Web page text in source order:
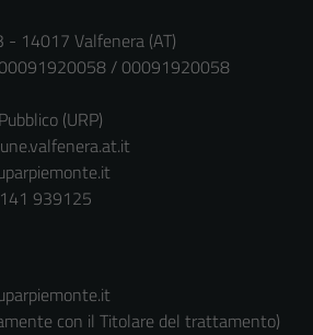
- 14017 Valfenera (AT)
00091920058 / 00091920058
(URP)
939125
con il Titolare del trattamento)
disabilitati.
Questi cookie
personali.